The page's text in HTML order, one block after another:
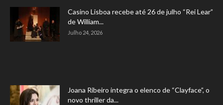
Casino Lisboa recebe até 26 de julho “Rei Lear”
de William...
Julho 24, 2026
Joana Ribeiro integra o elenco de “Clayface”, o
novo thriller da...